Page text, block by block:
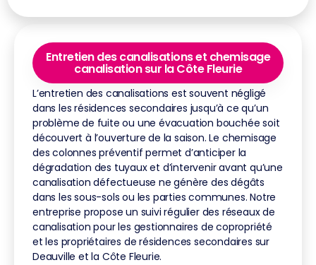
Entretien des canalisations et chemisage
canalisation sur la Côte Fleurie
L’entretien des canalisations est souvent négligé
dans les résidences secondaires jusqu’à ce qu’un
problème de fuite ou une évacuation bouchée soit
découvert à l’ouverture de la saison. Le chemisage
des colonnes préventif permet d’anticiper la
dégradation des tuyaux et d’intervenir avant qu’une
canalisation défectueuse ne génère des dégâts
dans les sous-sols ou les parties communes. Notre
entreprise propose un suivi régulier des réseaux de
canalisation pour les gestionnaires de copropriété
et les propriétaires de résidences secondaires sur
Deauville et la Côte Fleurie.